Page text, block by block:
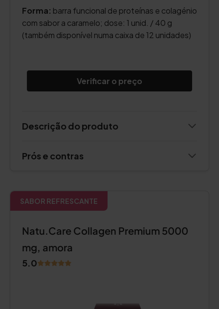
Forma: barra funcional de proteínas e colagénio
com sabor a caramelo; dose: 1 unid. / 40 g
(também disponível numa caixa de 12 unidades)
Verificar o preço
Descrição do produto
Prós e contras
SABOR REFRESCANTE
Natu.Care Collagen Premium 5000
mg, amora
5.0